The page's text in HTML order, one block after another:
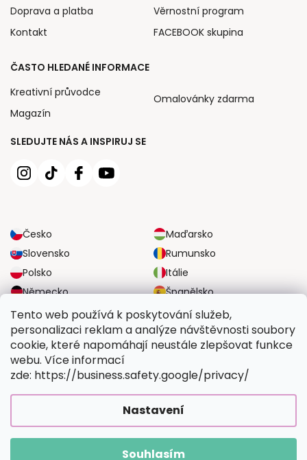
Tento web používá k poskytování služeb,
personalizaci reklam a analýze návštěvnosti soubory
cookie, které napomáhají neustále zlepšovat funkce
webu. Více informací
zde: https://business.safety.google/privacy/
Nastavení
Souhlasím
SLEDUJTE NÁS A INSPIRUJ SE
Česko
Maďarsko
Slovensko
Rumunsko
Polsko
Itálie
Německo
Španělsko
Velká Británie
Rakousko
Doprava a platba
Kontakt
Věrnostní program
FACEBOOK skupina
ČASTO HLEDANÉ INFORMACE
Kreativní průvodce
Magazín
Omalovánky zdarma
SPOLEHLIVÉ MOŽNOSTI DOPRAVY
BEZPEČNÉ MOŽNOSTI PLATBY
Vymalujsisam.cz. Všechna práva vyhrazena.